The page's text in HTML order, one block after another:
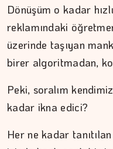
Dönüşüm o kadar
reklamındaki
üzerinde taşıyan
birer algoritmadan,
Peki, soralım
kadar ikna edici?
Her ne kadar